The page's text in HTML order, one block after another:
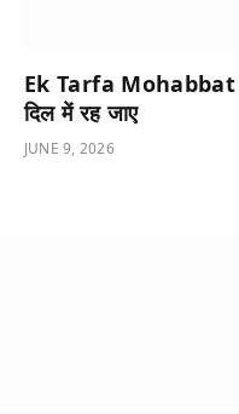
Ek Tarfa Mohabbat
दिल में रह जाए
JUNE 9, 2026